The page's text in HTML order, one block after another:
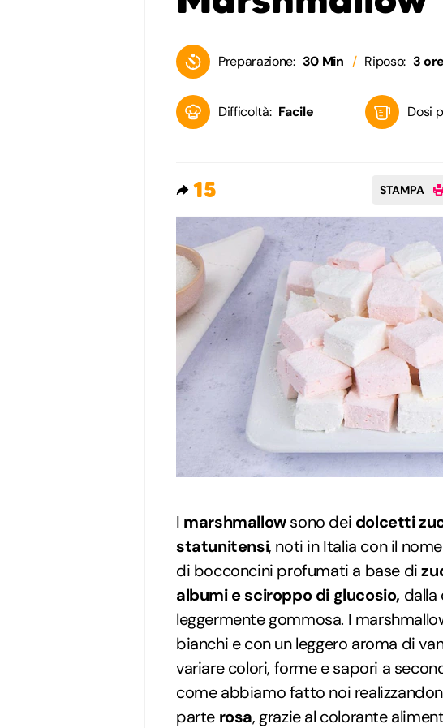
Preparazione: 30 Min Riposo: 3 ore
Difficoltà: Facile Dosi
15 STAMPA
I marshmallowsono dei dolcetti
statunitensi, noti in Italia con il
di bocconcini profumati a base di
albumi e sciroppo di glucosio, dalla
leggermente gommosa. I
bianchi e con un leggero aroma di
variare colori, forme e sapori a
come abbiamo fatto noi
parte rosa, grazie al colorante